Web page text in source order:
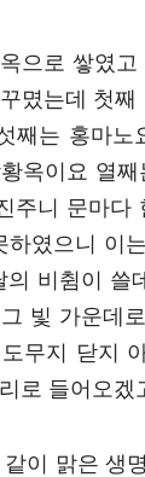
으로 쌓였
몄는데 첫
째는 홍마노
옥이요 열
주니 문마다
하였으니 이
의 비췸이 쓸
빛 가운데
무지 닫지
로 들어오겠
이 맑은 생